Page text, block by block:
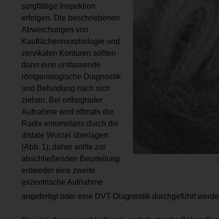
sorgfältige Inspektion
erfolgen. Die beschriebenen
Abweichungen von
Kauflächenmorphologie und
zervikalen Konturen sollten
dann eine umfassende
röntgenologische Diagnostik
und Befundung nach sich
ziehen. Bei orthograder
Aufnahme wird oftmals die
Radix entomolaris durch die
distale Wurzel überlagert
(Abb. 1), daher sollte zur
abschließenden Beurteilung
entweder eine zweite
exzentrische Aufnahme
angefertigt oder eine DVT-Diagnostik durchgeführt